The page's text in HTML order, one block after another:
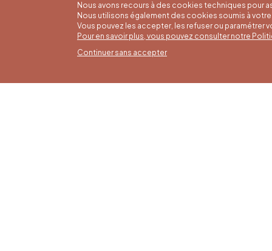
Nous avons recours à des cookies techniques pour
Nous utilisons également des cookies soumis à
Vous pouvez les accepter, les refuser ou paramétrer
Pour en savoir plus, vous pouvez consulter notre
Continuer sans accepter